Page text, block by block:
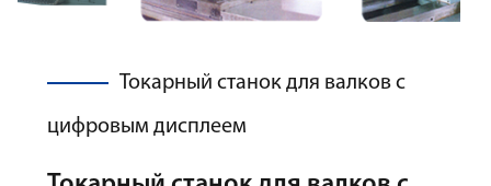
Токарный станок для валков с
цифровым дисплеем